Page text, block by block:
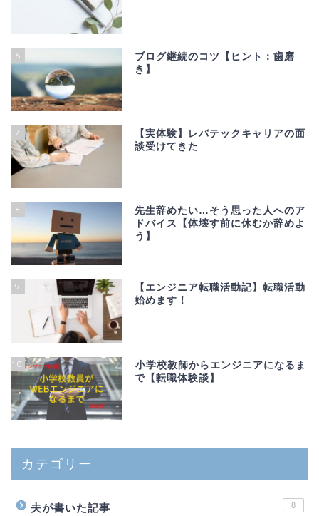
6
ブログ継続のコツ【ヒント：歯磨
き】
7
【実体験】レバテックキャリアの面
談受けてきた
8
先生辞めたい…そう思った人へのア
ドバイス【体壊す前に休むか辞めよ
う】
9
【エンジニア転職活動記】転職活動
始めます！
10
小学校教師からエンジニアになるま
で【転職体験談】
カテゴリー
夫が書いた記事 8